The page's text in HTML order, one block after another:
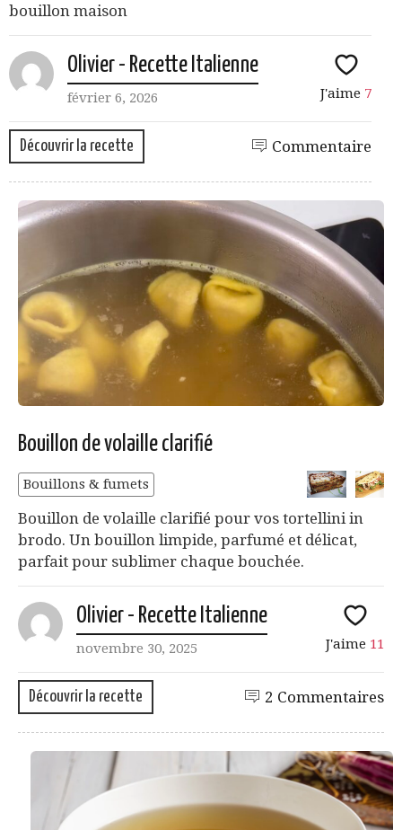
bouillon maison
Olivier - Recette Italienne
février 6, 2026 J'aime 7
Découvrir la recette Commentaire
Bouillon de volaille clarifié
Bouillons & fumets
Bouillon de volaille clarifié pour vos tortellini in
brodo. Un bouillon limpide, parfumé et délicat,
parfait pour sublimer chaque bouchée.
Olivier - Recette Italienne
novembre 30, 2025 J'aime 11
Découvrir la recette 2 Commentaires